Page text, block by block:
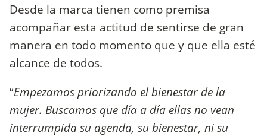
Desde la marca tienen como premisa
acompañar esta actitud de sentirse de gran
manera en todo momento que y que ella esté
alcance de todos.
“Empezamos priorizando el bienestar de la
mujer. Buscamos que día a día ellas no vean
interrumpida su agenda, su bienestar, ni su